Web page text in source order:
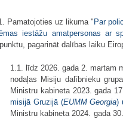
Pamatojoties uz likuma " Par
iestāžu amatpersonas ar
punktu, pagarināt dalības laiku
1.1. līdz 2026. gada 2. martam
nodaļas Misiju dalībnieku
Ministru kabineta 2023. gada
misijā Gruzijā (EUMM Georgia)
Ministru kabineta 2024. gada